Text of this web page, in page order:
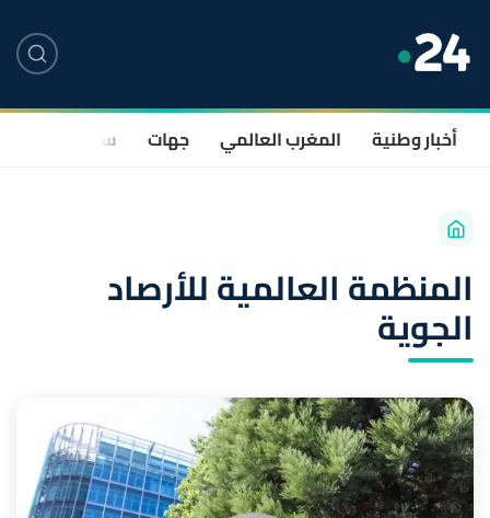
أخبار وطنية المغرب العالمي جهات سياسة
المنظمة العالمية للأرصاد
الجوية